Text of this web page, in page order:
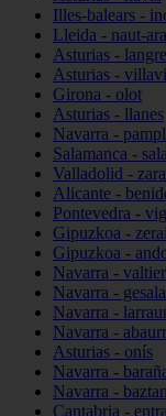
Illes-balears -
Lleida - naut-
Asturias -
Asturias -
Girona - olot
Asturias - llanes
Navarra -
Salamanca -
Valladolid -
Alicante -
Pontevedra -
Gipuzkoa -
Gipuzkoa -
Navarra -
Navarra -
Navarra -
Navarra -
Asturias - onís
Navarra -
Navarra - baztan
Cantabria -